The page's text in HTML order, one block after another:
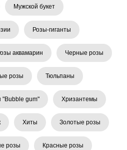
Мужской букет
Розы-гиганты
аквамарин Черные розы
розы Тюльпаны
"Bubble gum" Хризантемы
Хиты Золотые розы
розы Красные розы